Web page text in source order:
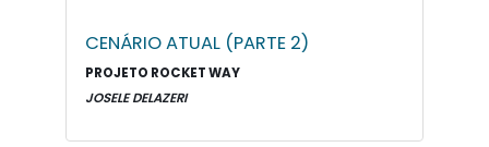
CENÁRIO ATUAL (PARTE 2)
PROJETO ROCKET WAY
JOSELE DELAZERI